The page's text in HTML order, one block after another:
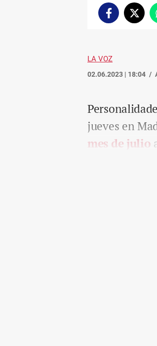
Facebook
LA VOZ
02.06.2023 | 18:04
jueves en
mes de julio